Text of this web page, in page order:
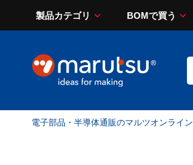
製品カテゴリ BOMで買う
電子部品・半導体通販のマルツオンライン